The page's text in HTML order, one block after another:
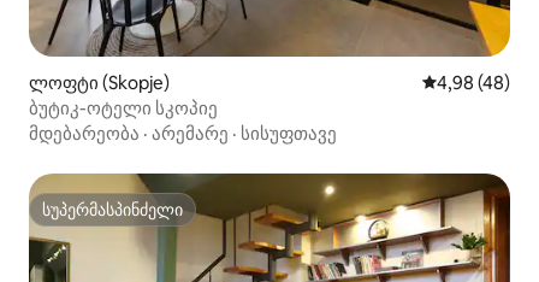
ლოფტი (Skopje) საშუალო
4,98 (48)
ბუტიკ-ოტელი სკოპიე
მდებარეობა · არემარე · სისუფთავე
სუპერმასპინძელი
სუპერმასპინძელი